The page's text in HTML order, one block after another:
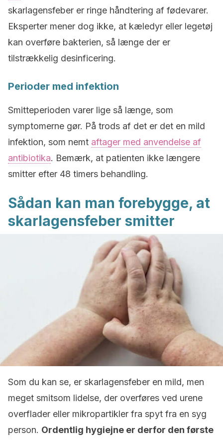
skarlagensfeber er ringe håndtering af fødevarer.
Eksperter mener dog ikke, at kæledyr eller legetøj
kan overføre bakterien, så længe der er
tilstrækkelig desinficering.
Perioder med infektion
Smitteperioden varer lige så længe, som
symptomerne gør. På trods af det er det en mild
infektion, som nemt aftager med anvendelse af
antibiotika. Bemærk, at patienten ikke længere
smitter efter 48 timers behandling.
Sådan kan man forebygge, at
skarlagensfeber smitter
Som du kan se, er skarlagensfeber en mild, men
meget smitsom lidelse, der overføres ved urene
overflader eller mikropartikler fra spyt fra en syg
person. Ordentlig hygiejne er derfor den første